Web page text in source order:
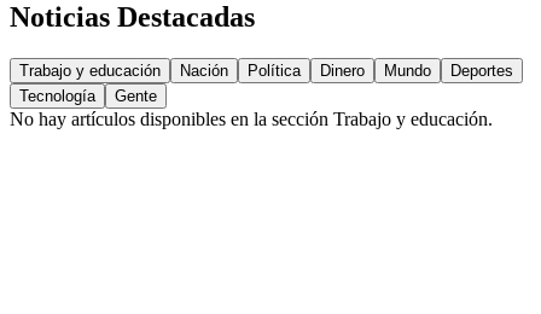
Noticias Destacadas
Trabajo y educación Nación Política Dinero Mundo
Deportes
Tecnología
Gente
No hay artículos disponibles en la sección Trabajo y educación.